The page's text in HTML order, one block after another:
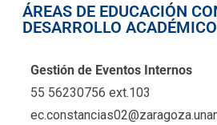
ÁREAS DE EDUCACIÓN
DESARROLLO ACADÉMICO
Gestión de Eventos Internos
55 56230756 ext.103